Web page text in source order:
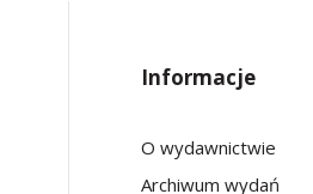
Informacje
O wydawnictwie
Archiwum wydań